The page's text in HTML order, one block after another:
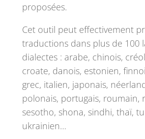
proposées.
Cet outil peut effectivement
traductions dans plus de 100
dialectes : arabe, chinois,
croate, danois, estonien,
grec, italien, japonais,
polonais, portugais, roumain,
sesotho, shona, sindhi, thaï,
ukrainien…